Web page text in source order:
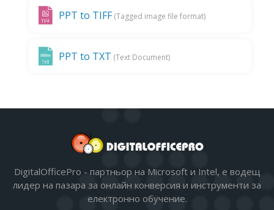
PPT to TIFF (Tagged image file format)
PPT to TXT (Text Document)
DigitalOfficePro - партньор на Microsoft и Intel, е водещ
лидер на пазара за онлайн конверсия и инструменти за
електронно обучение.